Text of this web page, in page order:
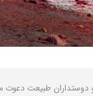
طبیعت دعوت